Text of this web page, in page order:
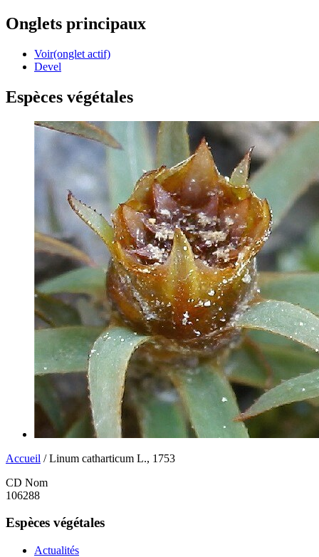
Onglets principaux
Voir(onglet actif)
Devel
Espèces végétales
Accueil / Linum catharticum L., 1753
CD Nom
106288
Espèces végétales
Actualités